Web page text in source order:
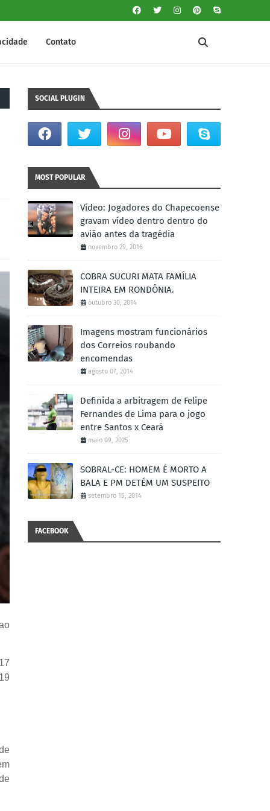
Contato
SOCIAL PLUGIN
MOST POPULAR
Vídeo: Jogadores do Chapecoense
gravam vídeo dentro dentro do
avião antes da tragédia
novembro 29, 2016
COBRA SUCURI MATA FAMÍLIA
INTEIRA EM RONDÔNIA.
outubro 30, 2014
Imagens mostram funcionários
dos Correios roubando
encomendas
agosto 07, 2014
Definida a arbitragem de Felipe
Fernandes de Lima para o jogo
entre Santos x Ceará
maio 09, 2025
SOBRAL-CE: HOMEM É MORTO A
BALA E PM DETÉM UM SUSPEITO
setembro 15, 2014
FACEBOOK